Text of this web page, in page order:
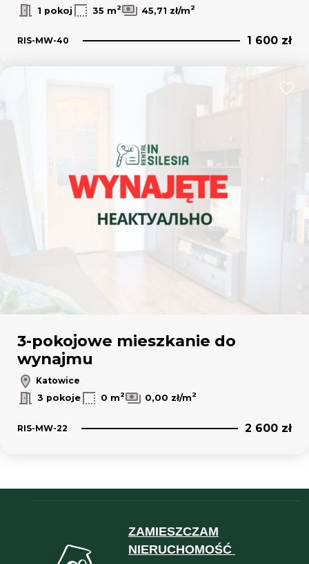
1 pokoj
35 m2 45,71 zł/m2
RIS-MW-40 1 600 zł
3-pokojowe mieszkanie do
wynajmu
Katowice
3 pokoje
0 m2 0,00 zł/m2
RIS-MW-22 2 600 zł
ZAMIESZCZAM
NIERUCHOMOŚĆ